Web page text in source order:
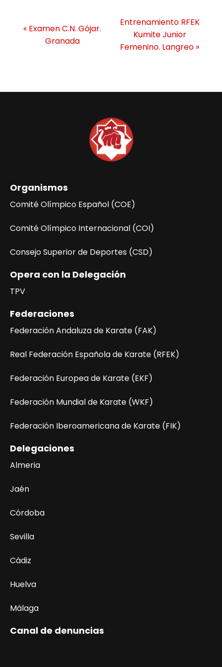
E
v
n
o
« Examen C.N. Gójar.
Granada
Entrenamiento RFEK
Kumite Junior
Femenino. Langreo »
Organismos
Comité Olímpico Español (COE)
Comité Olímpico Internacional (COI)
Consejo Superior de Deportes (CSD)
Opera con la Delegación
TPV
Federaciones
Federación Andaluza de Karate (FAK)
Real Federación Española de Karate (RFEK)
Federación Europea de Karate (EKF)
Federación Mundial de Karate (WKF)
Federación Iberoamericana de Karate (FIK)
Delegaciones
Almeria
Jaén
Córdoba
Sevilla
Cádiz
Huelva
Málaga
Canal de denuncias